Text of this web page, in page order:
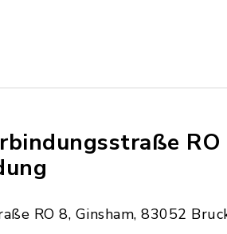
RO
RO 8, Ginsham, 83052